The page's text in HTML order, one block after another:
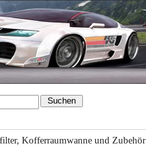
Kofferraumwanne und Zubehör